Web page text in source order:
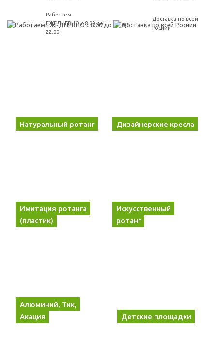
Работаем
ЕЖЕДНЕВНО с 8.00 до
22.00
Доставка по всей
Росиии
Натуральный ротанг Дизайнерские кресла
Имитация ротанга
(пластик)
Искусственный
ротанг
Алюминий, Тик,
Акация
Детские площадки